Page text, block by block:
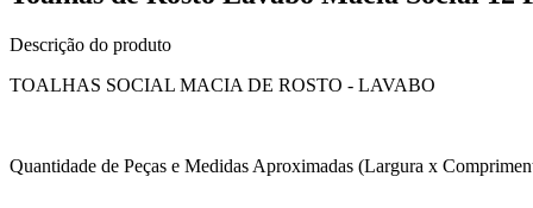
Descrição do produto
TOALHAS SOCIAL MACIA DE ROSTO - LAVABO
Quantidade de Peças e Medidas Aproximadas (Largura x